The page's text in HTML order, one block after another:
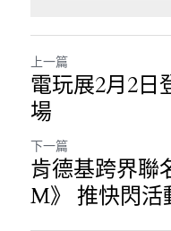
上一篇
電玩展2月2日
場
下一篇
肯德基跨界聯
M》 推快閃活